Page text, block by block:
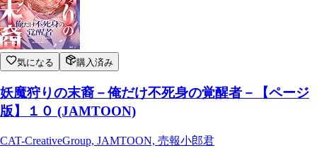
気になる 購入済み
妖魔狩りの末裔－俺だけ不死身の覚醒者－【ページ
版】１０ (JAMTOON)
CAT-CreativeGroup, JAMTOON, 売報小郎君